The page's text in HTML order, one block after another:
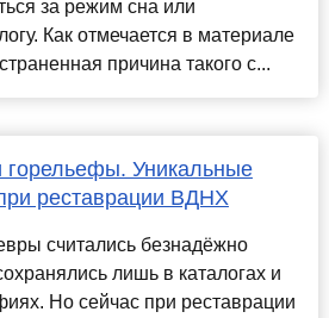
за режим сна или
Как отмечается в материале
причина такого с...
горельефы. Уникальные
реставрации ВДНХ
считались безнадёжно
лишь в каталогах и
Но сейчас при реставрации